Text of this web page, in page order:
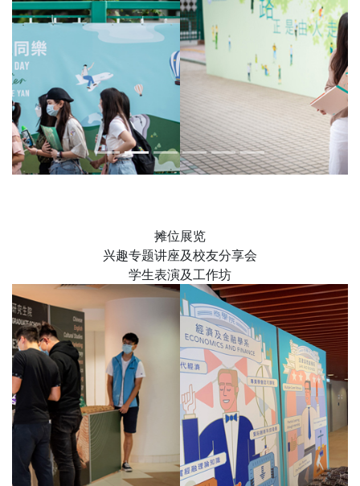
摊位展览
兴趣专题讲座及校友分享会
学生表演及工作坊